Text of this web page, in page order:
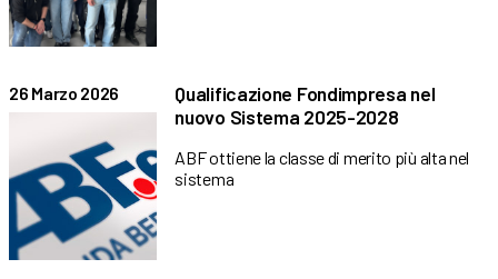
26 Marzo 2026
Qualificazione Fondimpresa nel
nuovo Sistema 2025-2028
ABF ottiene la classe di merito più alta nel
sistema